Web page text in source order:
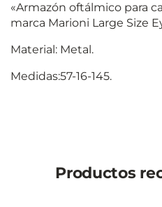
«Armazón oftálmico para
marca Marioni Large Size
Material: Metal.
Medidas:57-16-145.
Productos